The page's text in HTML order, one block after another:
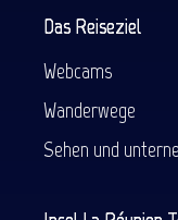
Das Reiseziel
Webcams
Wanderwege
Sehen und